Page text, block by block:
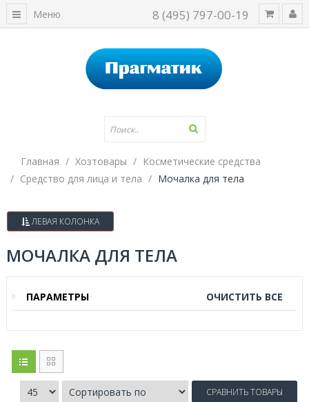
8 (495) 797-00-19
Меню
Главная Хозтовары
Косметические средства
Средство для лица и тела
Мочалка для тела
ЛЕВАЯ КОЛОНКА
МОЧАЛКА ДЛЯ ТЕЛА
ПАРАМЕТРЫ ОЧИСТИТЬ ВСЕ
СРАВНИТЬ ТОВАРЫ